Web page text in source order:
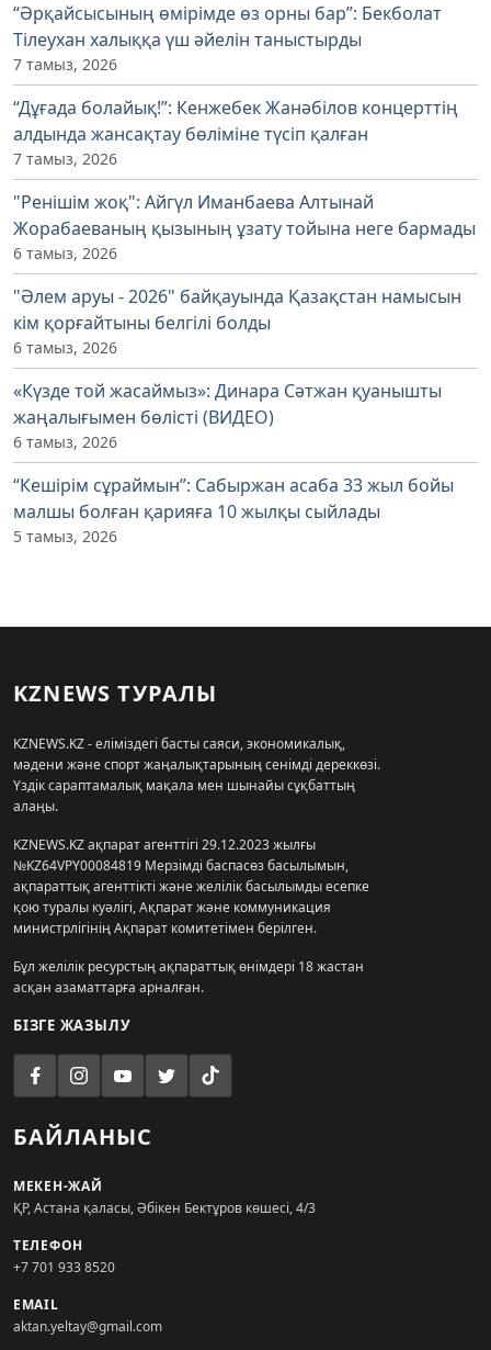
“Әрқайсысының өмірімде өз орны бар”: Бекболат
Тілеухан халыққа үш әйелін таныстырды
7 тамыз, 2026
“Дұғада болайық!”: Кенжебек Жанәбілов концерттің
алдында жансақтау бөліміне түсіп қалған
7 тамыз, 2026
"Ренішім жоқ": Айгүл Иманбаева Алтынай
Жорабаеваның қызының ұзату тойына неге бармады
6 тамыз, 2026
"Әлем аруы - 2026" байқауында Қазақстан намысын
кім қорғайтыны белгілі болды
6 тамыз, 2026
«Күзде той жасаймыз»: Динара Сәтжан қуанышты
жаңалығымен бөлісті (ВИДЕО)
6 тамыз, 2026
“Кешірім сұраймын”: Сабыржан асаба 33 жыл бойы
малшы болған қарияға 10 жылқы сыйлады
5 тамыз, 2026
KZNEWS ТУРАЛЫ
KZNEWS.KZ - еліміздегі басты саяси, экономикалық,
мәдени және спорт жаңалықтарының сенімді дереккөзі.
Үздік сараптамалық мақала мен шынайы сұқбаттың
алаңы.
KZNEWS.KZ ақпарат агенттігі 29.12.2023 жылғы
№KZ64VPY00084819 Мерзімді баспасөз басылымын,
ақпараттық агенттікті және желілік басылымды есепке
қою туралы куәлігі, Ақпарат және коммуникация
министрлігінің Ақпарат комитетімен берілген.
Бұл желілік ресурстың ақпараттық өнімдері 18 жастан
асқан азаматтарға арналған.
БІЗГЕ ЖАЗЫЛУ
БАЙЛАНЫС
МЕКЕН-ЖАЙ
ҚР, Астана қаласы, Әбікен Бектұров көшесі, 4/3
ТЕЛЕФОН
+7 701 933 8520
EMAIL
aktan.yeltay@gmail.com